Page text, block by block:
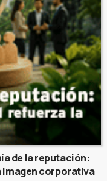
de la reputación:
imagen corporativa